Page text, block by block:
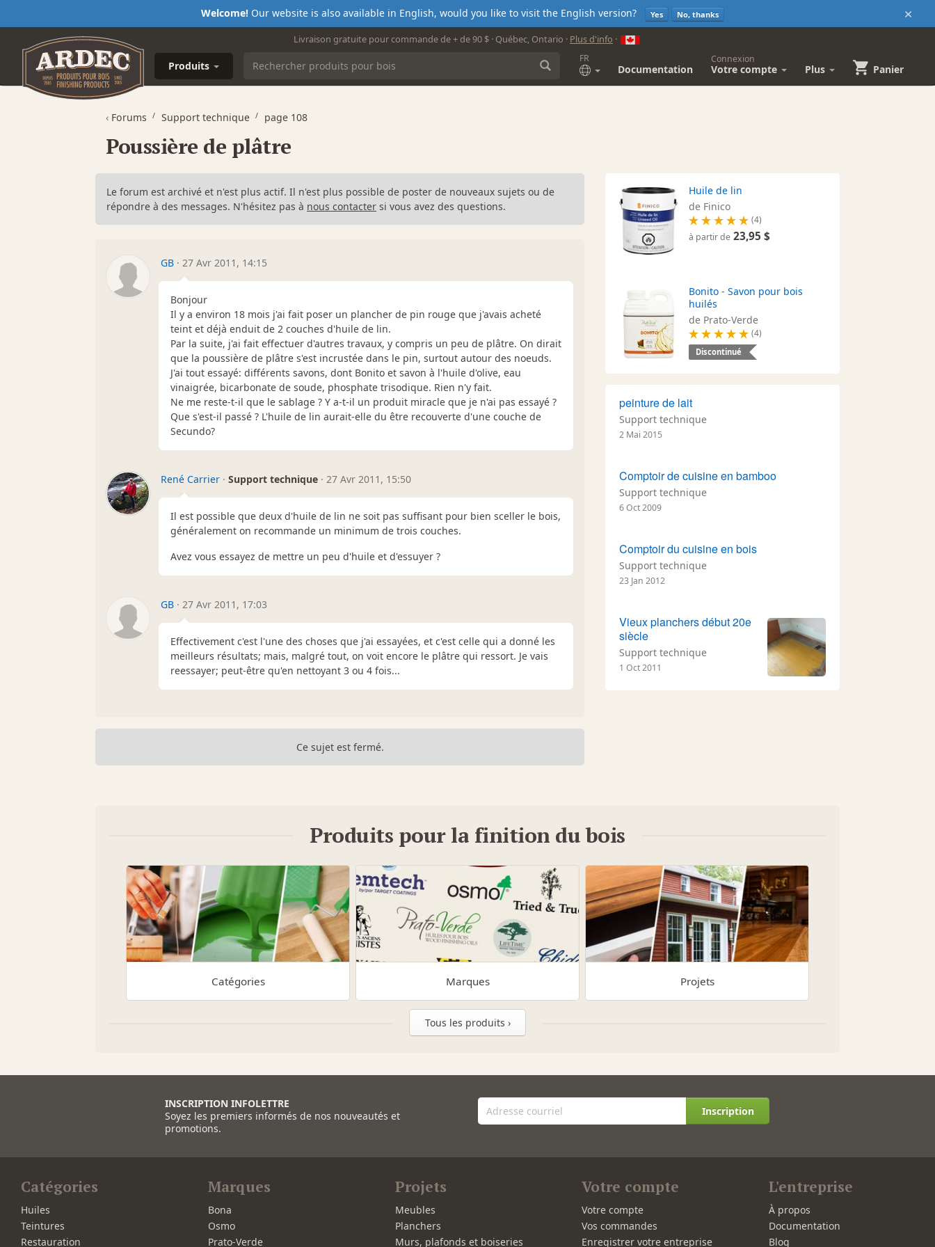
×
Welcome!Our website is also available in English, would you like to visit the English version? Yes No, thanks
Livraison gratuite pour commande de + de 90 $ · Québec, Ontario · Plus d'info ·
Produits
FR
Documentation
Connexion
Votre compte Plus Panier
‹ Forums Support technique page 108
Poussière de plâtre
Le forum est archivé et n'est plus actif. Il n'est plus possible de poster de nouveaux sujets ou de
répondre à des messages. N'hésitez pas à nous contacter si vous avez des questions.
GB · 27 Avr 2011, 14:15
Bonjour
Il y a environ 18 mois j'ai fait poser un plancher de pin rouge que j'avais acheté
teint et déjà enduit de 2 couches d'huile de lin.
Par la suite, j'ai fait effectuer d'autres travaux, y compris un peu de plâtre. On dirait
que la poussière de plâtre s'est incrustée dans le pin, surtout autour des noeuds.
J'ai tout essayé: différents savons, dont Bonito et savon à l'huile d'olive, eau
vinaigrée, bicarbonate de soude, phosphate trisodique. Rien n'y fait.
Ne me reste-t-il que le sablage ? Y a-t-il un produit miracle que je n'ai pas essayé ?
Que s'est-il passé ? L'huile de lin aurait-elle du être recouverte d'une couche de
Secundo?
René Carrier · Support technique · 27 Avr 2011, 15:50
Il est possible que deux d'huile de lin ne soit pas suffisant pour bien sceller le bois,
généralement on recommande un minimum de trois couches.
Avez vous essayez de mettre un peu d'huile et d'essuyer ?
GB · 27 Avr 2011, 17:03
Effectivement c'est l'une des choses que j'ai essayées, et c'est celle qui a donné les
meilleurs résultats; mais, malgré tout, on voit encore le plâtre qui ressort. Je vais
reessayer; peut-être qu'en nettoyant 3 ou 4 fois...
Ce sujet est fermé.
Huile de lin
de Finico
(4)
à partir de 23,95 $
Bonito - Savon pour bois
huilés
de Prato-Verde
(4)
Discontinué
peinture de lait
Support technique
2 Mai 2015
Comptoir de cuisine en bamboo
Support technique
6 Oct 2009
Comptoir du cuisine en bois
Support technique
23 Jan 2012
Vieux planchers début 20e
siècle
Support technique
1 Oct 2011
Produits pour la finition du bois
Catégories Marques Projets
Tous les produits ›
INSCRIPTION INFOLETTRE
Soyez les premiers informés de nos nouveautés et
promotions.
Inscription
Catégories
Huiles
Teintures
Restauration
Marques
Bona
Osmo
Prato-Verde
Projets
Meubles
Planchers
Murs, plafonds et boiseries
Votre compte
Votre compte
Vos commandes
Enregistrer votre entreprise
L'entreprise
À propos
Documentation
Blog